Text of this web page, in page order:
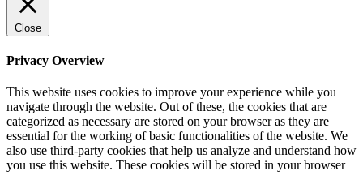
Close
Privacy Overview
This website uses cookies to improve your experience while you
navigate through the website. Out of these, the cookies that are
categorized as necessary are stored on your browser as they are
essential for the working of basic functionalities of the website. We
also use third-party cookies that help us analyze and understand how
you use this website. These cookies will be stored in your browser